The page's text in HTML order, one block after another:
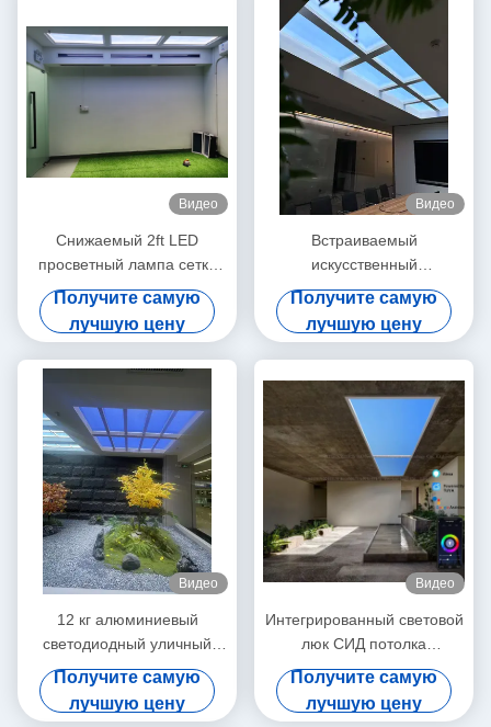
Видео
Снижаемый 2ft LED
просветный лампа сетка
5.0 DALI и 0-10V 150W
5000lm+ Широкий диапазон
CCT режимы сцены
Получите самую
лучшую цену
Видео
Встраиваемый
искусственный
светодиодный светильник
дневного света белого
цвета, 12 кг, для
коммерческого
использования
Получите самую
лучшую цену
Видео
12 кг алюминиевый
светодиодный уличный
фонарь L600*W600*H220
мм Идеально подходит для
энергосберегающего
Получите самую
лучшую цену
Видео
Интегрированный световой
люк СИД потолка
искусственный утопленный
контроль ККТ 6500К Алекса
Туя
Получите самую
лучшую цену